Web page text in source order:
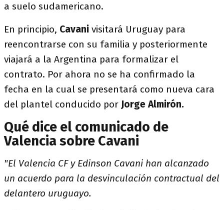
a suelo sudamericano.
En principio, Cavani visitará Uruguay para
reencontrarse con su familia y posteriormente
viajará a la Argentina para formalizar el
contrato. Por ahora no se ha confirmado la
fecha en la cual se presentará como nueva cara
del plantel conducido por Jorge Almirón.
Qué dice el comunicado de
Valencia sobre Cavani
"El Valencia CF y Edinson Cavani han alcanzado
un acuerdo para la desvinculación contractual del
delantero uruguayo.